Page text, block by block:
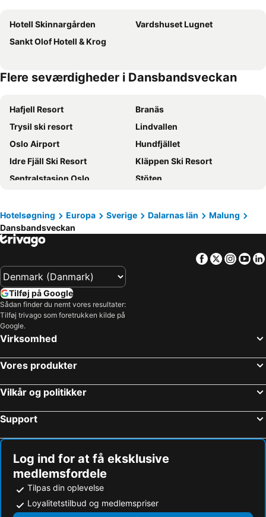
Hotell Skinnargården
Vardshuset Lugnet
Sankt Olof Hotell & Krog
Flere seværdigheder i Dansbandsveckan
Hafjell Resort
Branäs
Trysil ski resort
Lindvallen
Oslo Airport
Hundfjället
Idre Fjäll Ski Resort
Kläppen Ski Resort
Sentralstasjon Oslo
Stöten
Romme Alpin
Grünerløkka
Holmenkollen
Jessheim Storsenter
Holmenkollen Skimuseum & hopptårn
Sjusjøen Ski Centre
Lillestrøm Torv
Lofsdalen Ski Resort
Aker Brygge
Frogner
Den Norske Opera og Ballett
Oslo Havn
Lillehammer Train Station
Högfjället
Leksands Sommarland
Sunne Vattenland
Gardermoen
Stovner
Akershus Festning
Storo Storsenter
Bergensbanen
Hotelsøgning Europa Sverige Dalarnas län
Malung
Dansbandsveckan
Facebook
Twitter
Tilføj på Google
Sådan finder du nemt vores resultater:
Tilføj trivago som foretrukken kilde på
Google.
Virksomhed
Vores produkter
Vilkår og politikker
Support
Log ind for at få eksklusive
medlemsfordele
Tilpas din oplevelse
Loyalitetstilbud og medlemspriser